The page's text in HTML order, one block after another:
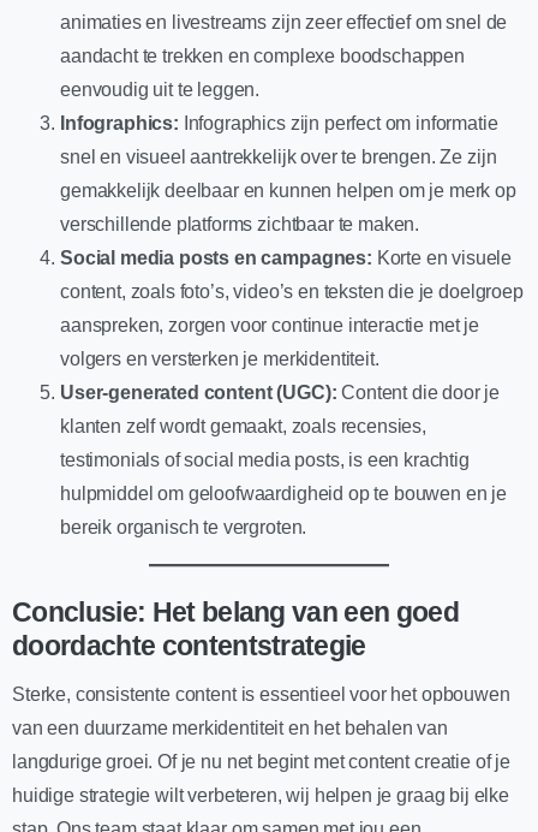
animaties en livestreams zijn zeer effectief om snel de
aandacht te trekken en complexe boodschappen
eenvoudig uit te leggen.
Infographics: Infographics zijn perfect om informatie
snel en visueel aantrekkelijk over te brengen. Ze zijn
gemakkelijk deelbaar en kunnen helpen om je merk op
verschillende platforms zichtbaar te maken.
Social media posts en campagnes: Korte en visuele
content, zoals foto’s, video’s en teksten die je doelgroep
aanspreken, zorgen voor continue interactie met je
volgers en versterken je merkidentiteit.
User-generated content (UGC): Content die door je
klanten zelf wordt gemaakt, zoals recensies,
testimonials of social media posts, is een krachtig
hulpmiddel om geloofwaardigheid op te bouwen en je
bereik organisch te vergroten.
Conclusie: Het belang van een goed
doordachte contentstrategie
Sterke, consistente content is essentieel voor het opbouwen
van een duurzame merkidentiteit en het behalen van
langdurige groei. Of je nu net begint met content creatie of je
huidige strategie wilt verbeteren, wij helpen je graag bij elke